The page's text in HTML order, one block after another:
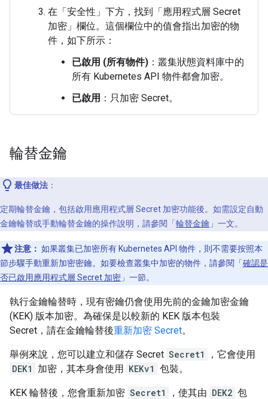
在「安全性」 下方，找到「應用程式層 Secret
加密」 欄位。這個欄位中的值會指出加密的物
件，如下所示：
已啟用 (所有物件) ：叢集狀態資料庫中的
所有 Kubernetes API 物件都會加密。
已啟用 ：只加密 Secret。
輪替金鑰
最佳做法 ：
定期輪替金鑰，包括啟用應用程式層 Secret 加密功能後。如需設定自動
金鑰輪替或手動輪替金鑰的操作說明，請參閱「 輪替金鑰 」一文。
注意： 如果叢集已加密所有 Kubernetes API 物件，則不需要按照本
節步驟手動重新加密密鑰。如要檢查叢集中加密的物件，請參閱「 確認是
否已啟用應用程式層 Secret 加密 」一節。
執行金鑰輪替時，現有密鑰仍會使用先前的金鑰加密金鑰
(KEK) 版本加密。為確保是以較新的 KEK 版本包裝
Secret，請在金鑰輪替後重新加密 Secret。
舉例來說，您可以建立和儲存 Secret Secret1
，它會使用
DEK1
加密，其本身會使用 KEKv1 包裝。
KEK 輪替後，您會重新加密 Secret1 ，使其由 DEK2 包